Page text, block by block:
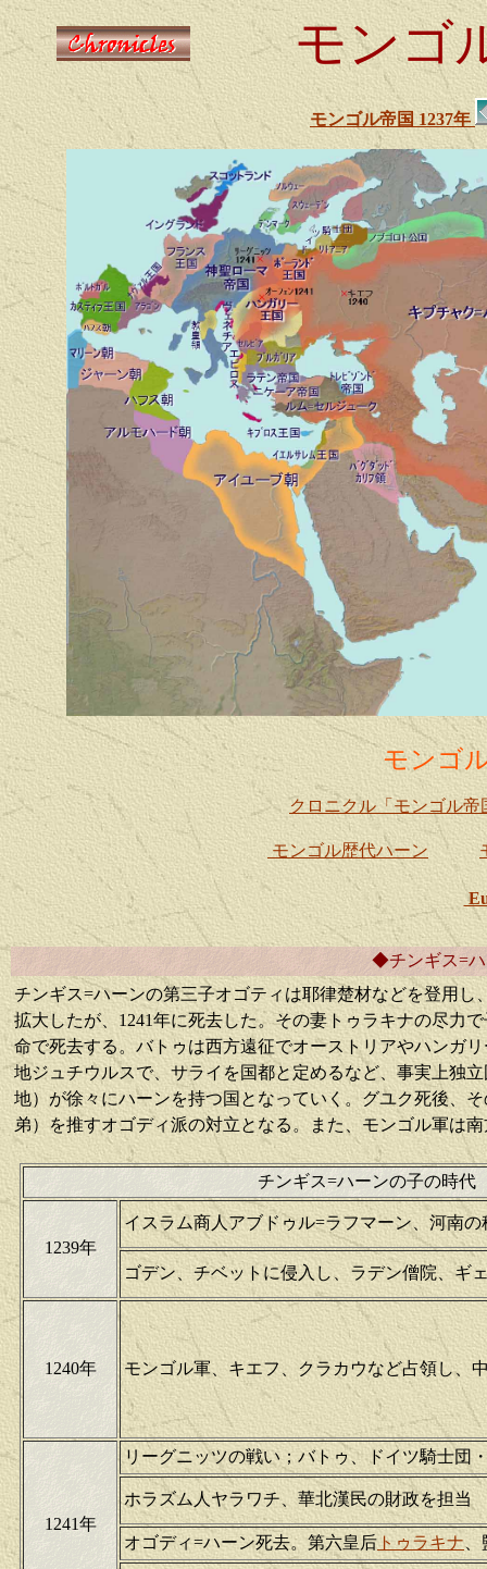
モンゴ
モンゴル帝国 1237年
モンゴ
クロニクル「モンゴル
モンゴル歴代ハーン
◆チンギス=
チンギス=ハーンの第三子オゴティは耶律楚材などを登用し
拡大したが、1241年に死去した。その妻トゥラキナの尽力
命で死去する。バトゥは西方遠征でオーストリアやハンガ
地ジュチウルスで、サライを国都と定めるなど、事実上独
地）が徐々にハーンを持つ国となっていく。グユク死後、そ
弟）を推すオゴディ派の対立となる。また、モンゴル軍は
チンギス=ハーンの子の時代
1239年
イスラム商人アブドゥル=ラフマーン、河南
ゴデン、チベットに侵入し、ラデン僧院、ギ
1240年 モンゴル軍、キエフ、クラカウなど占領し、
1241年
リーグニッツの戦い；バトゥ、ドイツ騎士団
ホラズム人ヤラワチ、華北漢民の財政を担当
オゴディ=ハーン死去。第六皇后 トゥラキナ、